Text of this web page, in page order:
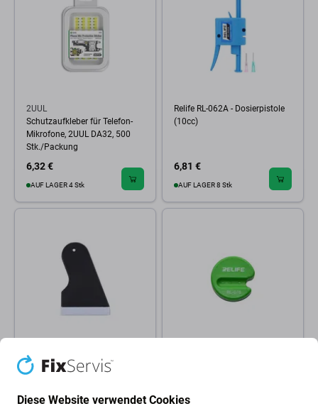
2UUL
Schutzaufkleber für Telefon-
Mikrofone, 2UUL DA32, 500
Stk./Packung
6,32 €
AUF LAGER 4 Stk
Relife RL-062A - Dosierpistole
(10cc)
6,81 €
AUF LAGER 8 Stk
Coms
Coms - Plastic Sealant
Anbringen
Diese Website verwendet Cookies